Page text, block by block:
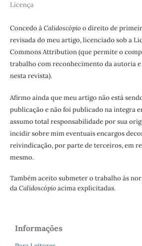
Licença
Concedo àCalidoscópioo direito de
revisada do meu artigo, licenciado sob a
Commons Attribution (que permite o
trabalho com reconhecimento da autoria
nesta revista).
Afirmo ainda que meu artigo não está
publicação e não foi publicado na íntegra
assumo total responsabilidade por sua
incidir sobre mim eventuais encargos
reivindicação, por parte de terceiros, em
mesmo.
Também aceito submeter o trabalho às
daCalidoscópioacima explicitadas.
Informações